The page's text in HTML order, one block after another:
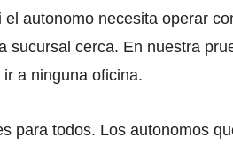
autonomo necesita operar
sucursal cerca. En nuestra
a ninguna oficina.
para todos. Los autonomos